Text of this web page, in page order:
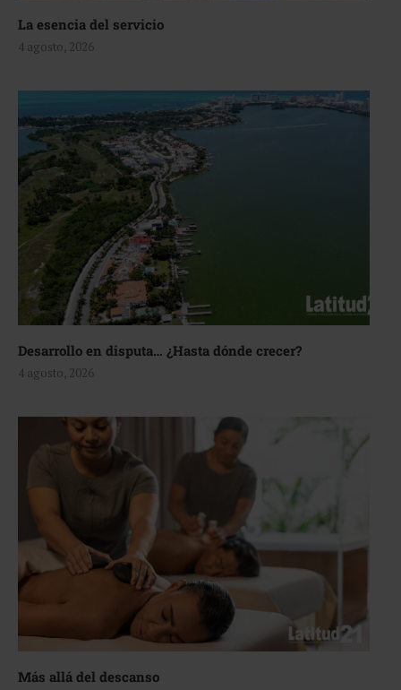
La esencia del servicio
4 agosto, 2026
Desarrollo en disputa… ¿Hasta dónde crecer?
4 agosto, 2026
Más allá del descanso